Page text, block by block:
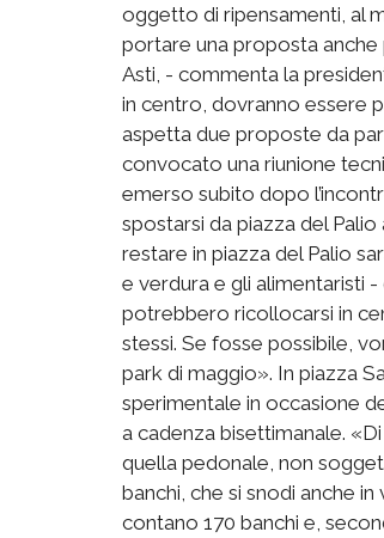
oggetto di ripensamenti, al
portare una proposta
Asti, - commenta la
in centro, dovranno essere
aspetta due proposte da
convocato una riunione
emerso subito dopo
spostarsi da piazza del
restare in piazza del Palio
e verdura e gli alimentaristi -
potrebbero ricollocarsi in
stessi. Se fosse possibile,
park di maggio». In piazza
sperimentale in occasione
a cadenza bisettimanale.
quella pedonale, non
banchi, che si snodi anche
contano 170 banchi e,